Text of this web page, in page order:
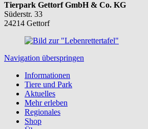
Tierpark Gettorf GmbH & Co. KG
Süderstr. 33
24214 Gettorf
Navigation überspringen
Informationen
Tiere und Park
Aktuelles
Mehr erleben
Regionales
Shop